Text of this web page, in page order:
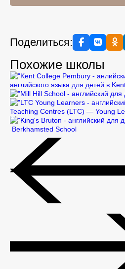
Поделиться:
Похожие школы
английского языка для детей в
Teaching Centres (LTC) — Young
Berkhamsted School